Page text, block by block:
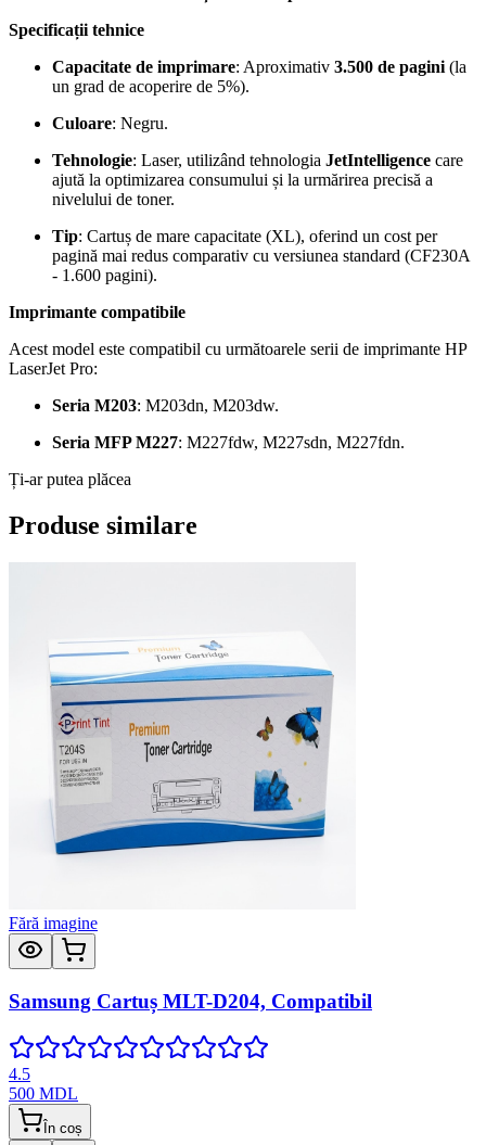
Specificații tehnice
Capacitate de imprimare: Aproximativ 3.500 de pagini (la
un grad de acoperire de 5%).
Culoare: Negru.
Tehnologie: Laser, utilizând tehnologia JetIntelligence care
ajută la optimizarea consumului și la urmărirea precisă a
nivelului de toner.
Tip: Cartuș de mare capacitate (XL), oferind un cost per
pagină mai redus comparativ cu versiunea standard (CF230A
- 1.600 pagini).
Imprimante compatibile
Acest model este compatibil cu următoarele serii de imprimante HP
LaserJet Pro:
Seria M203: M203dn, M203dw.
Seria MFP M227: M227fdw, M227sdn, M227fdn.
Ți-ar putea plăcea
Produse similare
Fără imagine
Samsung Cartuș MLT-D204, Compatibil
4.5
500 MDL
În coș